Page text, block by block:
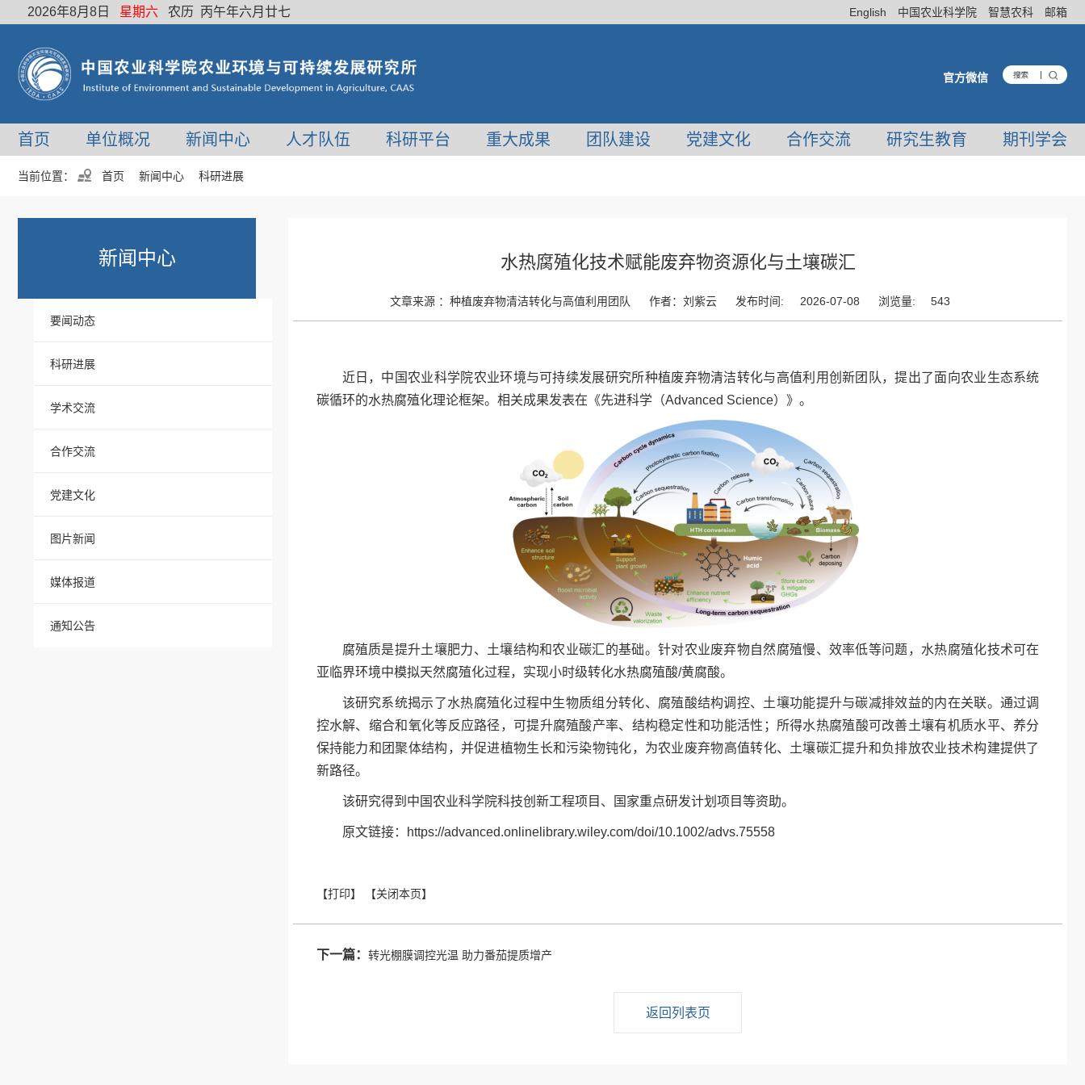
2026年8月8日 星期六 农历 丙午年六月廿七 English 中国农业科学院 智慧农科 邮箱
官方微信
首页 单位概况 新闻中心 人才队伍 科研平台 重大成果 团队建设 党建文化 合作交流 研究生教育 期刊学会
当前位置： 首页 新闻中心 科研进展
新闻中心
要闻动态
科研进展
学术交流
合作交流
党建文化
图片新闻
媒体报道
通知公告
水热腐殖化技术赋能废弃物资源化与土壤碳汇
文章来源 ：种植废弃物清洁转化与高值利用团队 作者：刘紫云 发布时间: 2026-07-08 浏览量: 543
近日，中国农业科学院农业环境与可持续发展研究所种植废弃物清洁转化与高值利用创新团队，提出了面向农业生态系统
碳循环的水热腐殖化理论框架。相关成果发表在《先进科学（Advanced Science）》。
腐殖质是提升土壤肥力、土壤结构和农业碳汇的基础。针对农业废弃物自然腐殖慢、效率低等问题，水热腐殖化技术可在
亚临界环境中模拟天然腐殖化过程，实现小时级转化水热腐殖酸/黄腐酸。
该研究系统揭示了水热腐殖化过程中生物质组分转化、腐殖酸结构调控、土壤功能提升与碳减排效益的内在关联。通过调
控水解、缩合和氧化等反应路径，可提升腐殖酸产率、结构稳定性和功能活性；所得水热腐殖酸可改善土壤有机质水平、养分
保持能力和团聚体结构，并促进植物生长和污染物钝化，为农业废弃物高值转化、土壤碳汇提升和负排放农业技术构建提供了
新路径。
该研究得到中国农业科学院科技创新工程项目、国家重点研发计划项目等资助。
原文链接：https://advanced.onlinelibrary.wiley.com/doi/10.1002/advs.75558
下一篇： 转光棚膜调控光温 助力番茄提质增产
返回列表页